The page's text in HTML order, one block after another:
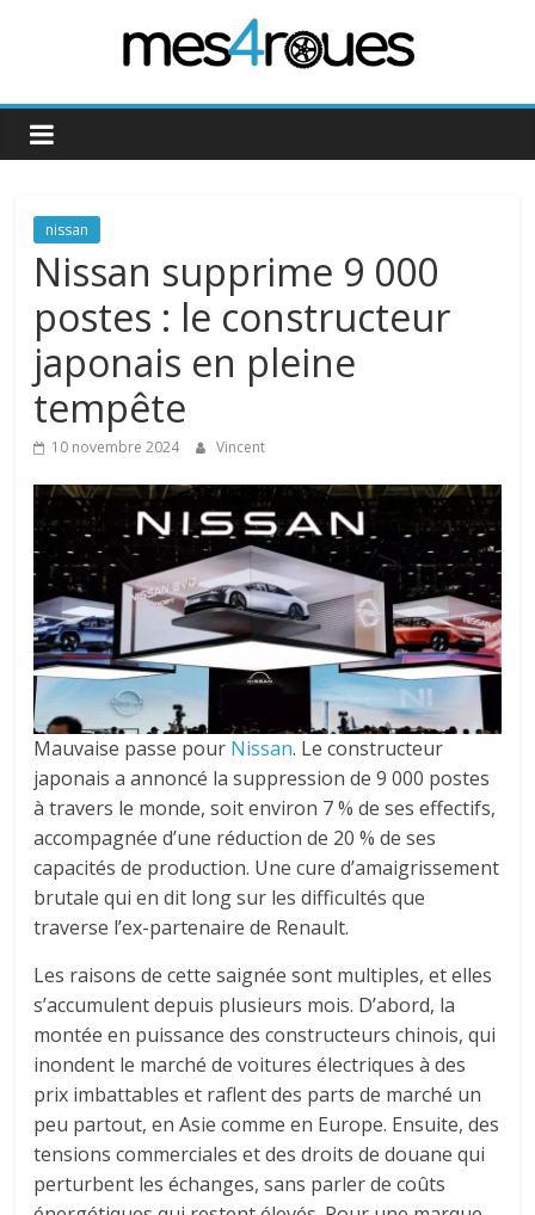
Mes4Roues
nissan
Nissan supprime 9 000
postes : le constructeur
japonais en pleine
tempête
10 novembre 2024 Vincent
Mauvaise passe pour Nissan. Le constructeur
japonais a annoncé la suppression de 9 000 postes
à travers le monde, soit environ 7 % de ses effectifs,
accompagnée d’une réduction de 20 % de ses
capacités de production. Une cure d’amaigrissement
brutale qui en dit long sur les difficultés que
traverse l’ex-partenaire de Renault.
Les raisons de cette saignée sont multiples, et elles
s’accumulent depuis plusieurs mois. D’abord, la
montée en puissance des constructeurs chinois, qui
inondent le marché de voitures électriques à des
prix imbattables et raflent des parts de marché un
peu partout, en Asie comme en Europe. Ensuite, des
tensions commerciales et des droits de douane qui
perturbent les échanges, sans parler de coûts